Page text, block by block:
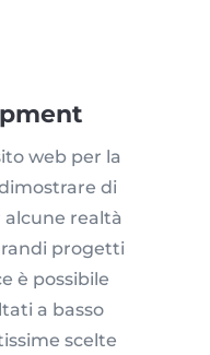
web per la
di
alcune realtà
progetti
è possibile
a basso
scelte